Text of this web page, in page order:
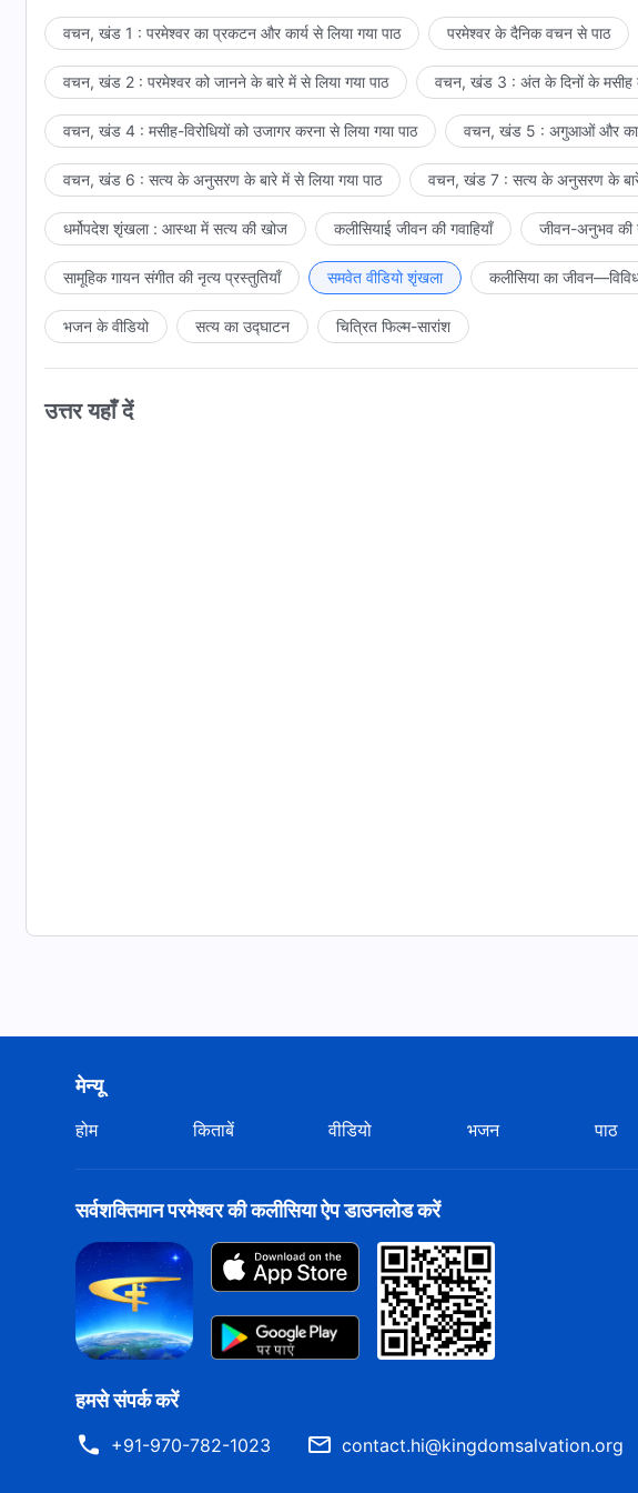
लोग सिनिम की जमीन पर दृढ़ और अटल रहोगे। तुम जो कष्ट सहते हो उनके परिणामस्वरूप
मेरी महिमा के प्रकाश की किरणें बिखेरोगे।
—वचन, खंड 1, परमेश्वर का प्रकटन
वचन, खंड 1 : परमेश्वर का प्रकटन और कार्य से लिया गया पाठ परमेश्वर के दैनिक वचन से पाठ
वचन, खंड 2 : परमेश्वर को जानने के बारे में से लिया गया पाठ वचन, खंड 3 : अंत के दिनों के मसीह
वचन, खंड 4 : मसीह-विरोधियों को उजागर करना से लिया गया पाठ वचन, खंड 5 : अगुआओं और
वचन, खंड 6 : सत्य के अनुसरण के बारे में से लिया गया पाठ वचन, खंड 7 : सत्य के अनुसरण के बारे
धर्मोपदेश शृंखला : आस्था में सत्य की खोज कलीसियाई जीवन की गवाहियाँ जीवन-अनुभव की
सामूहिक गायन संगीत की नृत्य प्रस्तुतियाँ समवेत वीडियो शृंखला कलीसिया का
भजन के वीडियो सत्य का उद्घाटन चित्रित फिल्म-सारांश
उत्तर यहाँ दें
मेन्यू
होम किताबें वीडियो भजन पाठ
सर्वशक्तिमान परमेश्वर की कलीसिया ऐप डाउनलोड करें
हमसे संपर्क करें
+91-970-782-1023 contact.hi@kingdomsalvation.org